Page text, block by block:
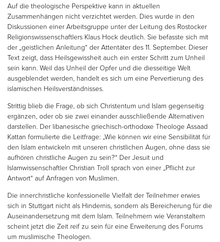
Auf die theologische Perspektive kann in aktuellen
Zusammenhängen nicht verzichtet werden. Dies wurde in den
Diskussionen einer Arbeitsgruppe unter der Leitung des Rostocker
Religionswissenschaftlers Klaus Hock deutlich. Sie befasste sich mit
der „geistlichen Anleitung“ der Attentäter des 11. September. Dieser
Text zeigt, dass Heilsgewissheit auch ein erster Schritt zum Unheil
sein kann. Weil das Unheil der Opfer und die diesseitige Welt
ausgeblendet werden, handelt es sich um eine Pervertierung des
islamischen Heilsverständnisses.
Strittig blieb die Frage, ob sich Christentum und Islam gegenseitig
ergänzen, oder ob sie zwei einander ausschließende Alternativen
darstellen. Der libanesische griechisch-orthodoxe Theologe Assaad
Kattan formulierte die Leitfrage: „Wie können wir eine Sensibilität für
den Islam entwickeln mit unseren christlichen Augen, ohne dass sie
aufhören christliche Augen zu sein?“ Der Jesuit und
Islamwissenschaftler Christian Troll sprach von einer „Pflicht zur
Antwort“ auf Anfragen von Muslimen.
Die innerchristliche konfessionelle Vielfalt der Teilnehmer erwies
sich in Stuttgart nicht als Hindernis, sondern als Bereicherung für die
Auseinandersetzung mit dem Islam. Teilnehmern wie Veranstaltern
scheint jetzt die Zeit reif zu sein für eine Erweiterung des Forums
um muslimische Theologen.